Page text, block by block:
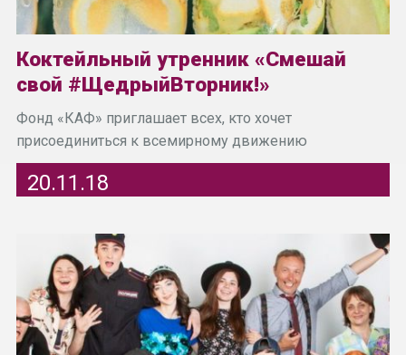
Коктейльный утренник «Смешай
свой #ЩедрыйВторник!»
Фонд «КАФ» приглашает всех, кто хочет
присоединиться к всемирному движению
20.11.18